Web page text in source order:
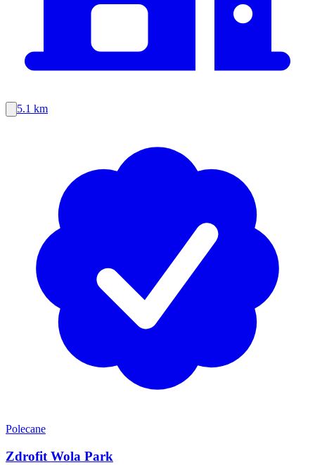
5.1 km
Polecane
Zdrofit Wola Park